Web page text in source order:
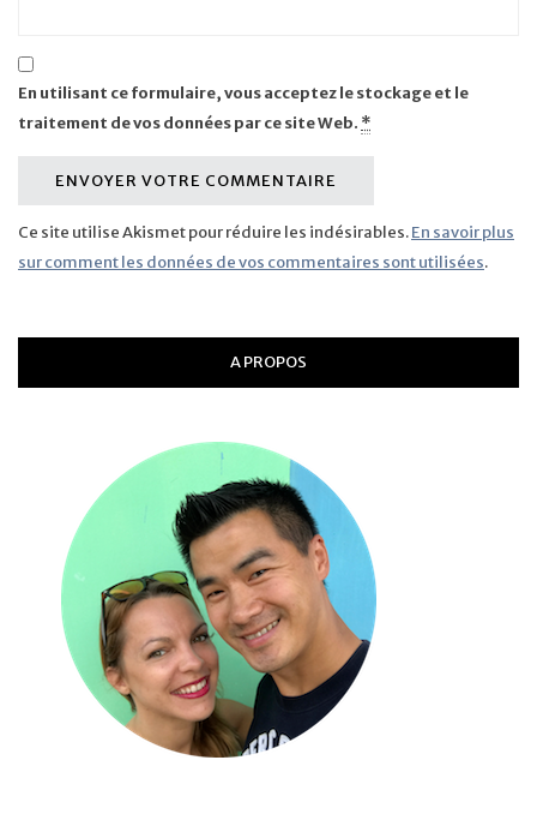
En utilisant ce formulaire, vous acceptez le stockage et le
traitement de vos données par ce site Web. *
Ce site utilise Akismet pour réduire les indésirables.En savoir plus
sur comment les données de vos commentaires sont utilisées.
A PROPOS